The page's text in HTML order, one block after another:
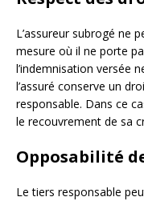
L’assureur subrogé ne
mesure où il ne porte
l’indemnisation versée
l’assuré conserve un
responsable. Dans ce
le recouvrement de sa
Opposabilité
Le tiers responsable